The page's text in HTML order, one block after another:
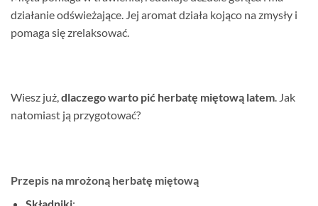
działanie odświeżające. Jej aromat działa kojąco na zmysły i
pomaga się zrelaksować.
Wiesz już,dlaczego warto pić herbatę miętową latem. Jak
natomiast ją przygotować?
Przepis na mrożoną herbatę miętową
Składniki: